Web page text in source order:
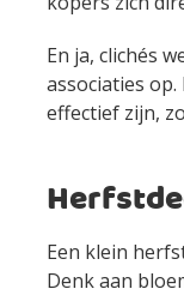
En ja, clichés
associaties
effectief zijn,
Een klein
Denk aan